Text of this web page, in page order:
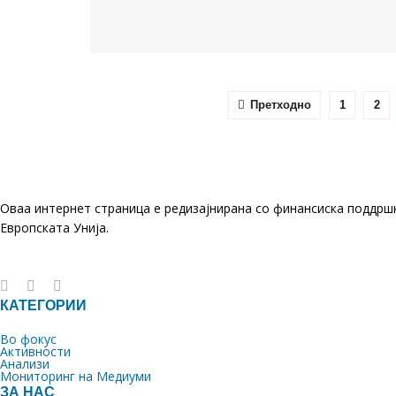
Претходно 1 2
Оваа интернет страница е редизајнирана со финансиска
Европската Унија.
КАТЕГОРИИ
Во фокус
Активности
Анализи
Мониторинг на Медиуми
ЗА НАС